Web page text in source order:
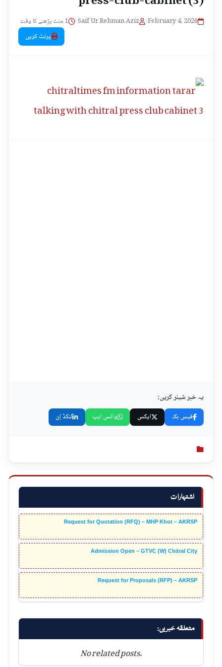
اشتہارات
Request for Quotation (RFQ) – MHP Khot – AKRSP
Admission Open – GTVC (W) Chitral City
Request for Proposals (RFP) – AKRSP
متعلقہ خبریں:
No related posts.
February 4, 2026
•
Saif Ur Rehman Aziz
•
1 منٹ پڑھنے کا وقت
پرنٹ کریں
یہ خبر شیئر کریں:
فیس بک ایکس واٹس ایپ لنکڈ اِن